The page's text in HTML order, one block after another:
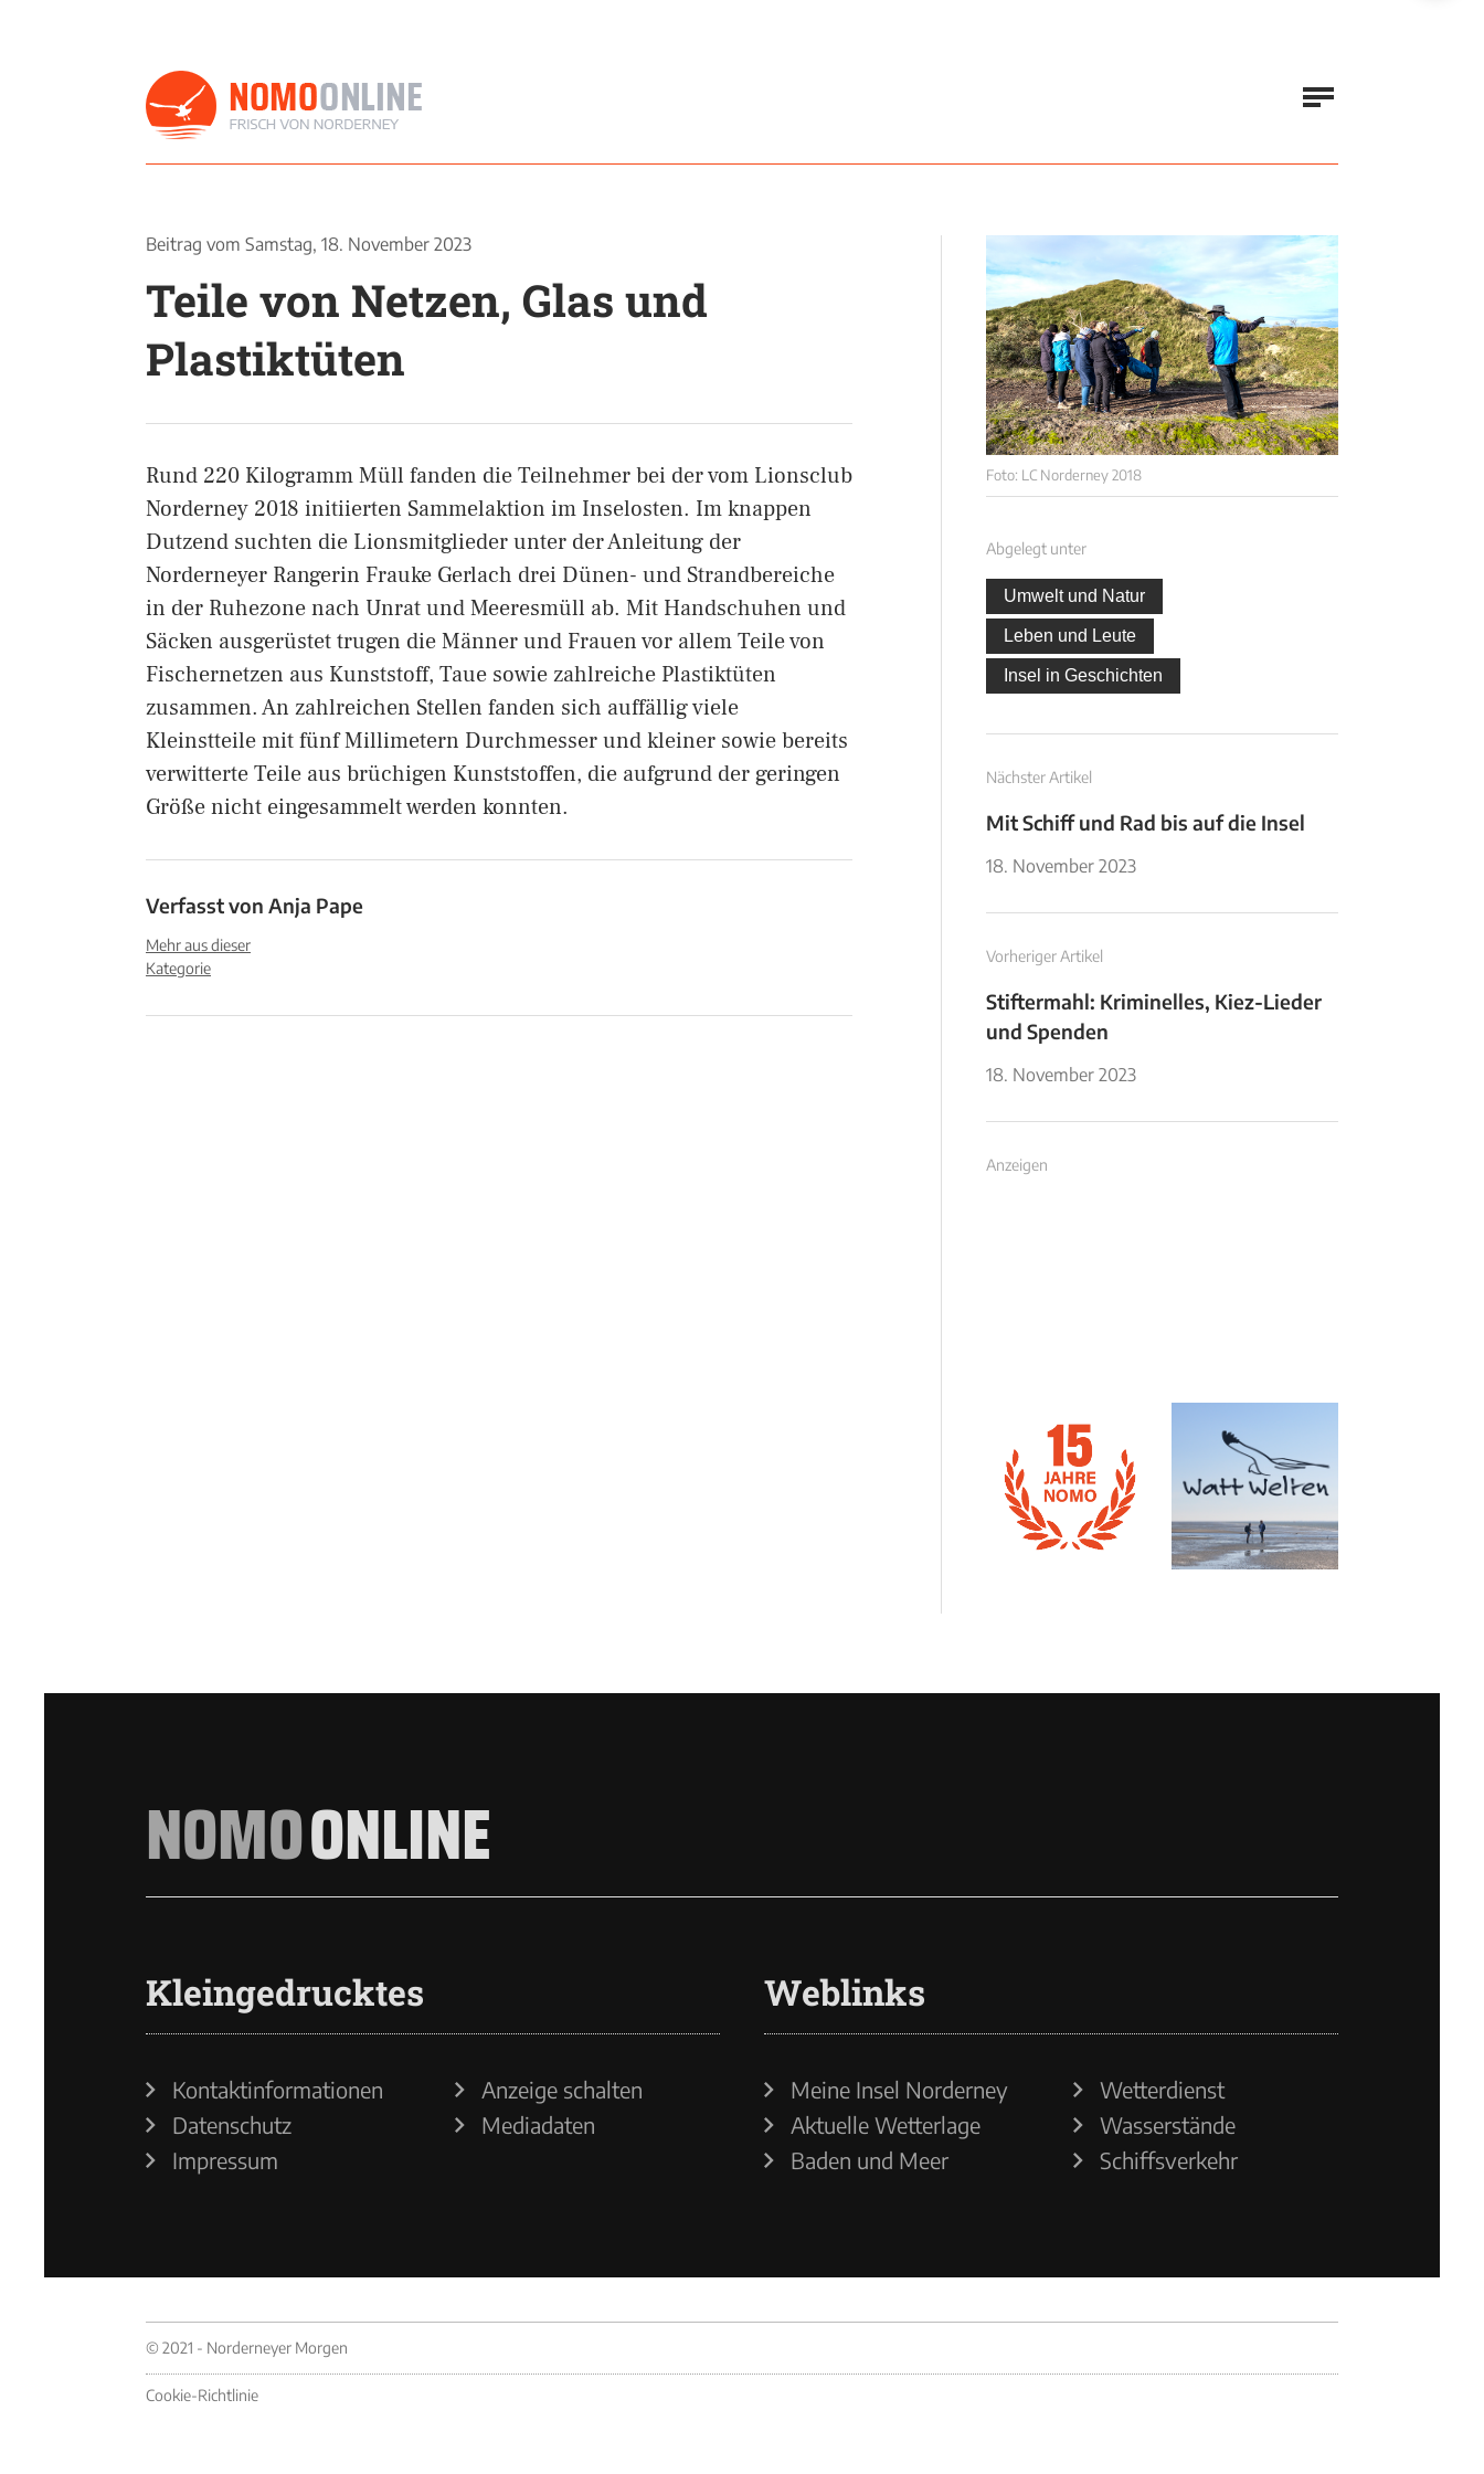
Foto: LC Norderney 2018
Beitrag vom Samstag, 18. November 2023
Teile von Netzen, Glas und
Plastiktüten
Rund 220 Kilogramm Müll fanden die Teilnehmer bei der vom Lionsclub
Norderney 2018 initiierten Sammelaktion im Inselosten. Im knappen
Dutzend suchten die Lionsmitglieder unter der Anleitung der
Norderneyer Rangerin Frauke Gerlach drei Dünen- und Strandbereiche
in der Ruhezone nach Unrat und Meeresmüll ab. Mit Handschuhen und
Säcken ausgerüstet trugen die Männer und Frauen vor allem Teile von
Fischernetzen aus Kunststoff, Taue sowie zahlreiche Plastiktüten
zusammen. An zahlreichen Stellen fanden sich auffällig viele
Kleinstteile mit fünf Millimetern Durchmesser und kleiner sowie bereits
verwitterte Teile aus brüchigen Kunststoffen, die aufgrund der geringen
Größe nicht eingesammelt werden konnten.
Verfasst von Anja Pape
Mehr aus dieser
Kategorie
Abgelegt unter
Umwelt und Natur
Leben und Leute
Insel in Geschichten
Nächster Artikel
Mit Schiff und Rad bis auf die Insel
18. November 2023
Vorheriger Artikel
Stiftermahl: Kriminelles, Kiez-Lieder
und Spenden
18. November 2023
Anzeigen
NOMOONLINE
Kleingedrucktes
Kontaktinformationen
Datenschutz
Impressum
Anzeige schalten
Mediadaten
Weblinks
Meine Insel Norderney
Aktuelle Wetterlage
Baden und Meer
Wetterdienst
Wasserstände
Schiffsverkehr
© 2021 - Norderneyer Morgen
Cookie-Richtlinie